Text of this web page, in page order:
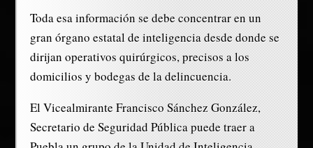
Toda esa información se debe concentrar en un
gran órgano estatal de inteligencia desde donde se
dirijan operativos quirúrgicos, precisos a los
domicilios y bodegas de la delincuencia.
El Vicealmirante Francisco Sánchez González,
Secretario de Seguridad Pública puede traer a